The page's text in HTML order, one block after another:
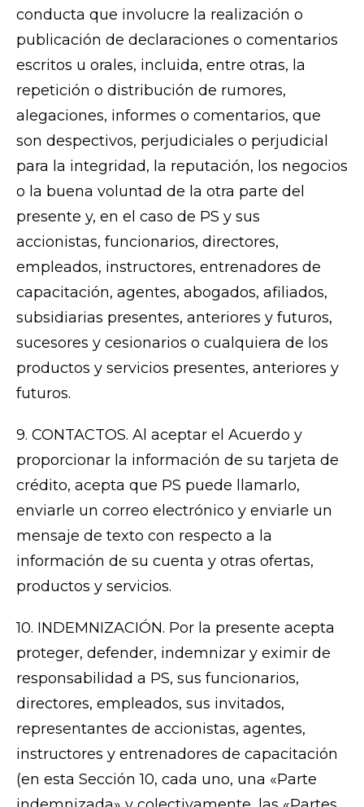
conducta que involucre la realización o
publicación de declaraciones o comentarios
escritos u orales, incluida, entre otras, la
repetición o distribución de rumores,
alegaciones, informes o comentarios, que
son despectivos, perjudiciales o perjudicial
para la integridad, la reputación, los negocios
o la buena voluntad de la otra parte del
presente y, en el caso de PS y sus
accionistas, funcionarios, directores,
empleados, instructores, entrenadores de
capacitación, agentes, abogados, afiliados,
subsidiarias presentes, anteriores y futuros,
sucesores y cesionarios o cualquiera de los
productos y servicios presentes, anteriores y
futuros.
9. CONTACTOS. Al aceptar el Acuerdo y
proporcionar la información de su tarjeta de
crédito, acepta que PS puede llamarlo,
enviarle un correo electrónico y enviarle un
mensaje de texto con respecto a la
información de su cuenta y otras ofertas,
productos y servicios.
10. INDEMNIZACIÓN. Por la presente acepta
proteger, defender, indemnizar y eximir de
responsabilidad a PS, sus funcionarios,
directores, empleados, sus invitados,
representantes de accionistas, agentes,
instructores y entrenadores de capacitación
(en esta Sección 10, cada uno, una «Parte